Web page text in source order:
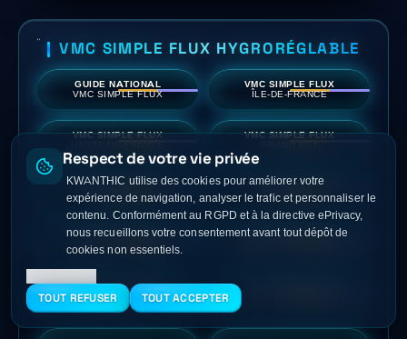
Respect de votre vie privée
KWANTHIC utilise des cookies pour améliorer votre
expérience de navigation, analyser le trafic et personnaliser le
contenu. Conformément au RGPD et à la directive ePrivacy,
nous recueillons votre consentement avant tout dépôt de
cookies non essentiels.
TOUT REFUSER TOUT ACCEPTER
VMC SIMPLE FLUX HYGRORÉGLABLE
GUIDE NATIONAL
VMC SIMPLE FLUX
VMC SIMPLE FLUX
ÎLE-DE-FRANCE
VMC SIMPLE FLUX
VMC SIMPLE FLUX
VMC SIMPLE FLUX
NORMANDIE
VMC SIMPLE FLUX
BRETAGNE
VMC SIMPLE FLUX
PAYS DE LA LOIRE
VMC SIMPLE FLUX
VMC SIMPLE FLUX
BOURGOGNE-FRANCHE-
COMTÉ